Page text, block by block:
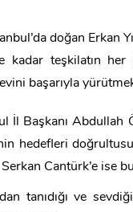
doğan Erkan
kadar teşkilatın her
başarıyla
İl Başkanı Abdullah
hedefleri
Serkan Cantürk’e ise
tanıdığı ve